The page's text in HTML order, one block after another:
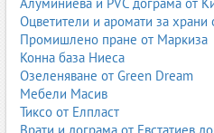
Оцветители и аромати за
Промишлено пране от Маркиза
Конна база Ниеса
Озеленяване от Green Dream
Мебели Масив
Тиксо от Елпласт